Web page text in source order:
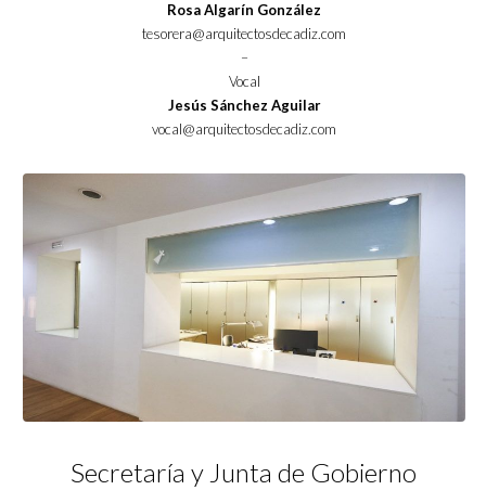
Rosa Algarín González
tesorera@arquitectosdecadiz.com
–
Vocal
Jesús Sánchez Aguilar
vocal@arquitectosdecadiz.com
Secretaría y Junta de Gobierno